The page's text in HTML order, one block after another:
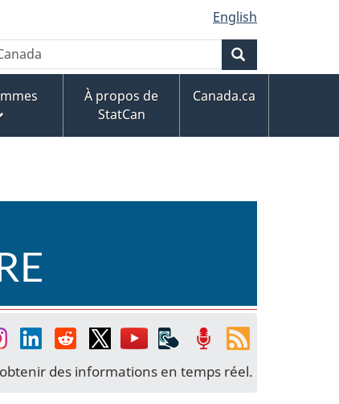
English
À propos de
StatCan
Canada.ca
Linkedin
RedditTwitterYouTubeApplications
mobiles
Balados
Fils
de
des informations en temps réel.